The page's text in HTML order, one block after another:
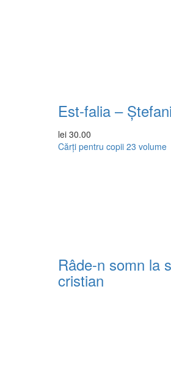
Est-falia –
lei 30.00
Cărți pentru copii 23 volume
Râde-n somn la
cristian